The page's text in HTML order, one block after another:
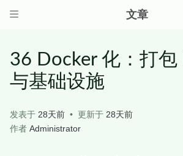
文章
36 Docker 化：打包
与基础设施
发表于 28天前 更新于 28天前
作者 Administrator